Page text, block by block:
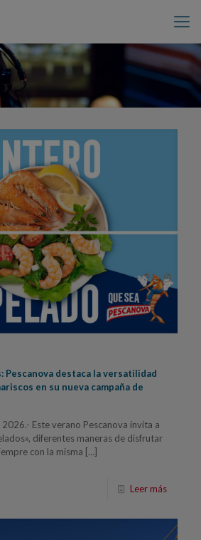
Pescanova destaca la versatilidad
en su nueva campaña de
Este verano Pescanova invita a
diferentes maneras de disfrutar
con la misma […]
Leer más